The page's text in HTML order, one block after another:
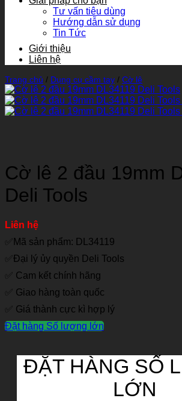
Tư vấn tiêu dùng
Hướng dẫn sử dụng
Tin Tức
Giới thiệu
Liên hệ
Trang chủ / Dụng cụ cầm tay / Cờ lê
Cờ lê 2 đầu 19mm
Deli Tools
Liên hệ
✅Mã sản phẩm: DL34119
✅Đại lý ủy quyền Deli Tools
✅ Cam kết chính hãng
✅ Giao hàng toàn quốc
✅ Giá thành cực kì hợp lý
Đặt hàng Số lượng lớn
ĐẶT HÀNG SỐ
LỚN